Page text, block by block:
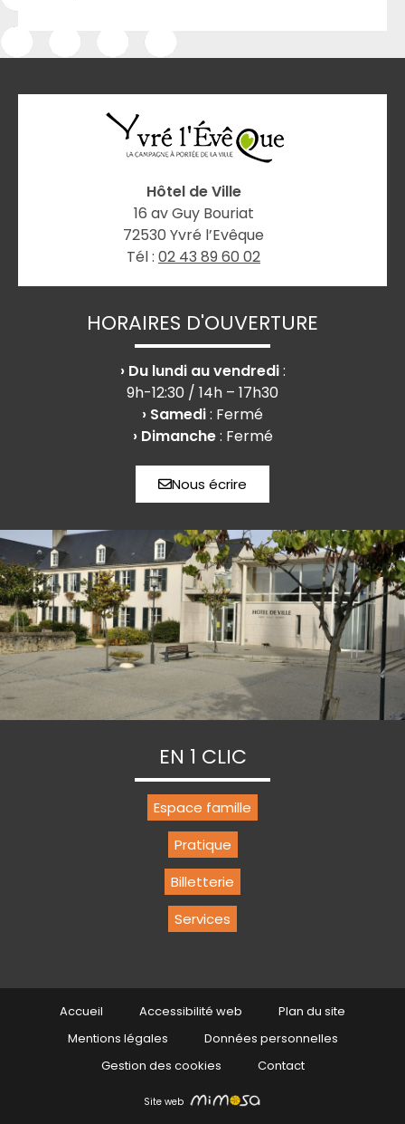
Hôtel de Ville
16 av Guy Bouriat
72530 Yvré l’Evêque
Tél : 02 43 89 60 02
HORAIRES D'OUVERTURE
› Du lundi au vendredi:
9h-12:30 / 14h – 17h30
› Samedi: Fermé
› Dimanche: Fermé
Nous écrire
EN 1 CLIC
Espace famille
Pratique
Billetterie
Services
Site web
Accueil Accessibilité web
Plan du site
Mentions légales
Données personnelles
Gestion des cookies
Contact